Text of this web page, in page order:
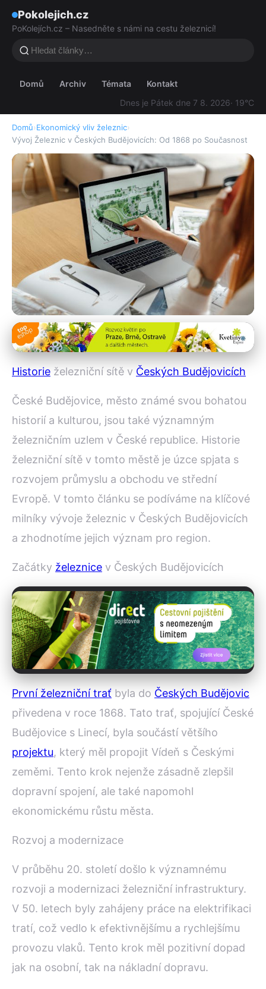
Pokolejich.cz
PoKolejích.cz – Nasedněte s námi na cestu železnicí!
Domů Archiv Témata
Kontakt
Dnes je Pátek dne 7 8. 2026· 19°C
Domů›Ekonomický vliv železnic›
Vývoj Železnic v Českých Budějovicích: Od 1868 po Současnost
Ekonomický vliv železnic
Vývoj Železnic v Českých
Současnost
· 4 min čtení · Autor: Petr Koudelka
Historie železniční sítě v Českých Budějovicích
České Budějovice, město známé svou bohatou
historií a kulturou, jsou také významným
železničním uzlem v České republice. Historie
železniční sítě v tomto městě je úzce spjata s
rozvojem průmyslu a obchodu ve střední
Evropě. V tomto článku se podíváme na klíčové
milníky vývoje železnic v Českých Budějovicích
a zhodnotíme jejich význam pro region.
Začátky železnice v Českých Budějovicích
První železniční trať byla do Českých Budějovic
přivedena v roce 1868. Tato trať, spojující České
Budějovice s Linecí, byla součástí většího
projektu, který měl propojit Vídeň s Českými
zeměmi. Tento krok nejenže zásadně zlepšil
dopravní spojení, ale také napomohl
ekonomickému růstu města.
Rozvoj a modernizace
V průběhu 20. století došlo k významnému
rozvoji a modernizaci železniční infrastruktury.
V 50. letech byly zahájeny práce na elektrifikaci
tratí, což vedlo k efektivnějšímu a rychlejšímu
provozu vlaků. Tento krok měl pozitivní dopad
jak na osobní, tak na nákladní dopravu.